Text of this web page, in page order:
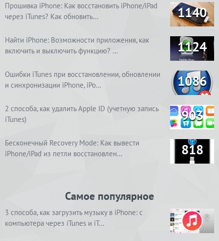
Прошивка iPhone: Как восстановить iPhone/iPad
через iTunes? Как обновить…
1140
Найти iPhone: Возможности приложения, как
включить и выключить функцию? …
1124
Ошибки iTunes при восстановлении, обновлении
и синхронизации iPhone, iPo…
1086
2 способа, как удалить Apple ID (учетную запись
iTunes)
903
Бесконечный Recovery Mode: Как вывести
iPhone/iPad из петли восстановлен…
818
Самое популярное
3 способа, как загрузить музыку в iPhone: с
компьютера через iTunes и iT…